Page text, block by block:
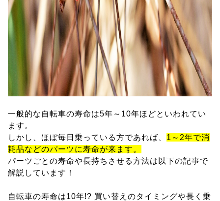
一般的な自転車の寿命は5年～10年ほどといわれてい
ます。
しかし、ほぼ毎日乗っている方であれば、 1～2年で消
耗品などのパーツに寿命が来ます。
パーツごとの寿命や長持ちさせる方法は以下の記事で
解説しています！
自転車の寿命は10年!? 買い替えのタイミングや長く乗